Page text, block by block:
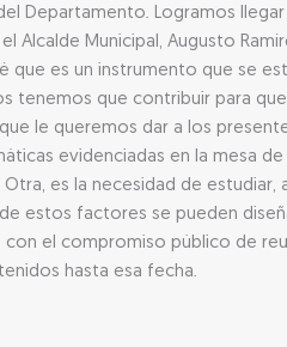
Departamento. Logramos
Alcalde Municipal, Augusto
que es un instrumento que se
tenemos que contribuir para
le queremos dar a los
evidenciadas en la mesa
es la necesidad de
estos factores se pueden
con el compromiso público de
hasta esa fecha.